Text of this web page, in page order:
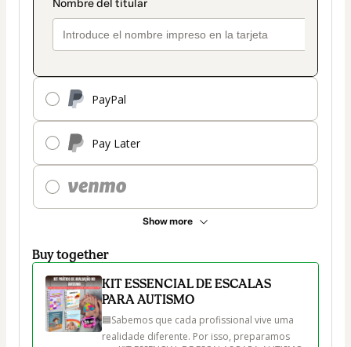
PayPal
Pay Later
Show more
Buy together
KIT ESSENCIAL DE ESCALAS
PARA AUTISMO
🟦Sabemos que cada profissional vive uma
realidade diferente. Por isso, preparamos